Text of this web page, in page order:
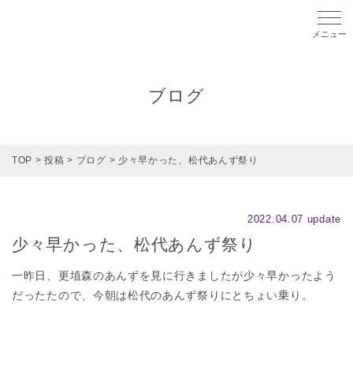
メニ
ブログ
TOP >投稿 > ブログ > 少々早かった、松代あんず祭り
2022.04.07 update
少々早かった、松代あんず祭り
一昨日、更埴森のあんずを見に行きましたが少々早かったよう
だったたので、今朝は松代のあんず祭りにとちょい乗り。